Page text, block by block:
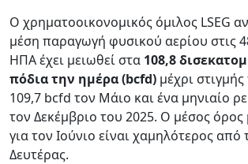
Ο χρηματοοικονομικός όμιλος LSEG
μέση παραγωγή φυσικού αερίου στις
ΗΠΑ έχει μειωθεί στα 108,8
πόδια την ημέρα (bcfd) μέχρι
109,7 bcfd τον Μάιο και ένα μηνιαίο
τον Δεκέμβριο του 2025. Ο μέσος όρος
για τον Ιούνιο είναι χαμηλότερος
Δευτέρας.